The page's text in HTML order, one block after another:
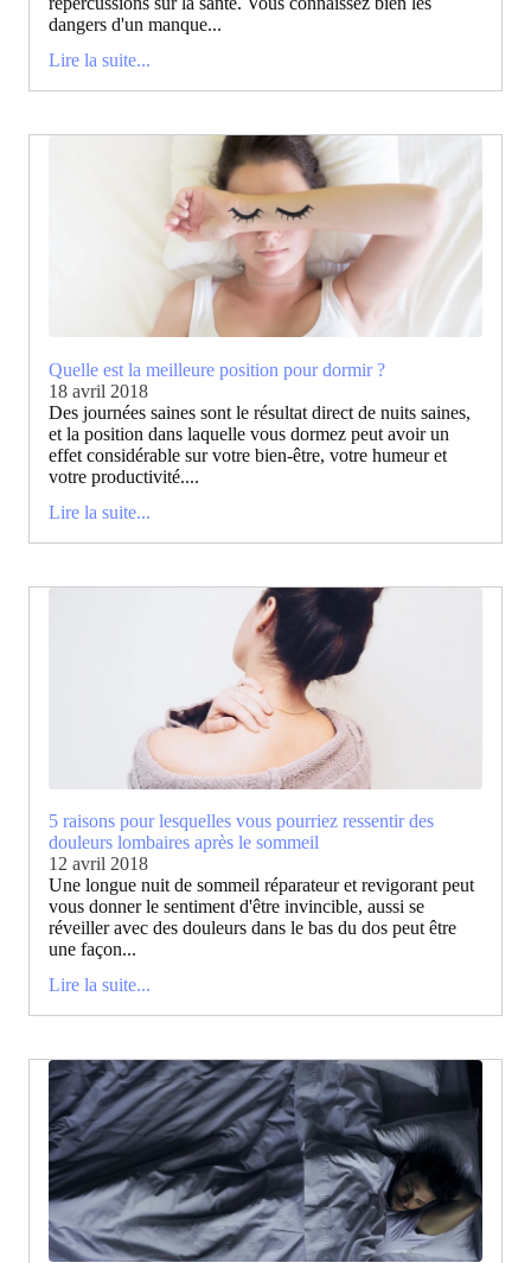
dangers d'un manque...
Lire la suite...
Quelle est la meilleure position pour dormir ?
18 avril 2018
Des journées saines sont le résultat direct de nuits saines,
et la position dans laquelle vous dormez peut avoir un
effet considérable sur votre bien-être, votre humeur et
votre productivité....
Lire la suite...
5 raisons pour lesquelles vous pourriez ressentir des
douleurs lombaires après le sommeil
12 avril 2018
Une longue nuit de sommeil réparateur et revigorant peut
vous donner le sentiment d'être invincible, aussi se
réveiller avec des douleurs dans le bas du dos peut être
une façon...
Lire la suite...